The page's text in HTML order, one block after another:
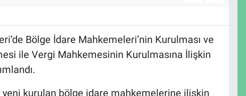
Bölge İdare Mahkemeleri’nin Kurulması ve
ile Vergi Mahkemesinin Kurulmasına İlişkin
yeni kurulan bölge idare mahkemelerine ilişkin